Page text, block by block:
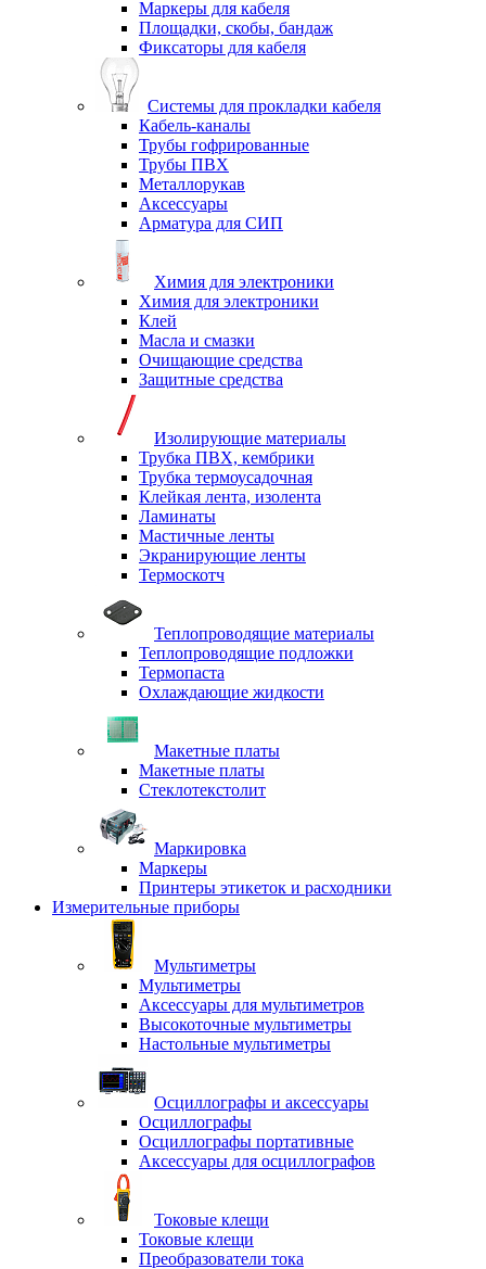
Маркеры для кабеля
Площадки, скобы, бандаж
Фиксаторы для кабеля
Системы для прокладки кабеля
Кабель-каналы
Трубы гофрированные
Трубы ПВХ
Металлорукав
Аксессуары
Арматура для СИП
Химия для электроники
Химия для электроники
Клей
Масла и смазки
Очищающие средства
Защитные средства
Изолирующие материалы
Трубка ПВХ, кембрики
Трубка термоусадочная
Клейкая лента, изолента
Ламинаты
Мастичные ленты
Экранирующие ленты
Термоскотч
Теплопроводящие материалы
Теплопроводящие подложки
Термопаста
Охлаждающие жидкости
Макетные платы
Макетные платы
Стеклотекстолит
Маркировка
Маркеры
Принтеры этикеток и расходники
Измерительные приборы
Мультиметры
Мультиметры
Аксессуары для мультиметров
Высокоточные мультиметры
Настольные мультиметры
Осциллографы и аксессуары
Осциллографы
Осциллографы портативные
Аксессуары для осциллографов
Токовые клещи
Токовые клещи
Преобразователи тока